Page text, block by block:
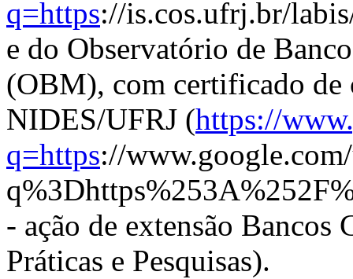
q=https://is.cos.ufrj.br/
e do Observatório de
(OBM), com certificado de
NIDES/UFRJ (https://
q=https://
- ação de extensão
Práticas e Pesquisas).